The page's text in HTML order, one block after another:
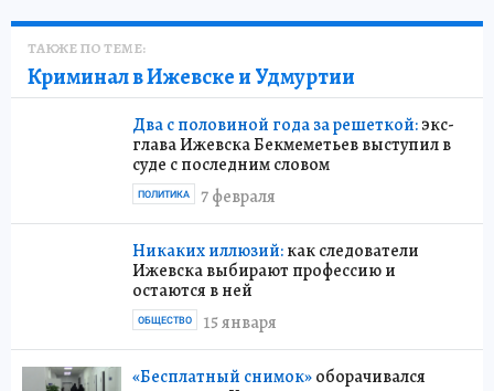
ТАКЖЕ ПО ТЕМЕ:
Криминал в Ижевске и Удмуртии
Два с половиной года за решеткой:экс-
глава Ижевска Бекмеметьев выступил в
суде с последним словом
7 февраля
ПОЛИТИКА
Никаких иллюзий:как следователи
Ижевска выбирают профессию и
остаются в ней
15 января
ОБЩЕСТВО
«Бесплатный снимок»оборачивался